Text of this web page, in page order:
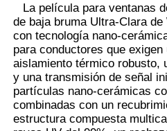
Sobre nosotros
Visita a la fábrica
Control de Calidad
La película para ventanas
de baja bruma Ultra-Clara
con tecnología nano-
para conductores que
aislamiento térmico robusto,
y una transmisión de señal
partículas nano-cerámicas
combinadas con un
estructura compuesta